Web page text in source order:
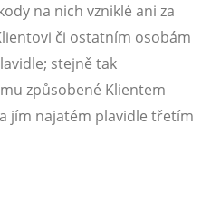
na nich vzniklé ani za
či ostatním osobám
stejně tak
způsobené Klientem
jím najatém plavidle třetím